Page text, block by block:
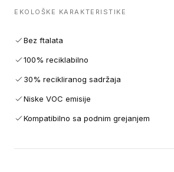
EKOLOŠKE KARAKTERISTIKE
Bez ftalata
100% reciklabilno
30% recikliranog sadržaja
Niske VOC emisije
Kompatibilno sa podnim grejanjem